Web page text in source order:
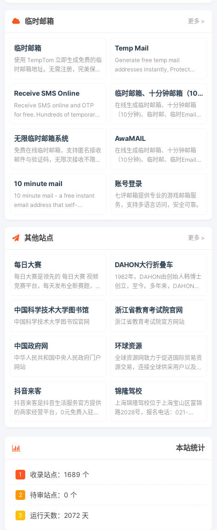
临时邮箱 更多 >
临时邮箱
使用 TempTom 立即生成免费的临
时邮箱地址。无需注册，完美保护
的最佳选择。提供 10 分钟临时邮
件服务，一键保护您的主邮箱安
全。
Temp Mail
Generate free temp mail
addresses instantly, Protect
disposable email service, No
registration required.
Receive SMS Online
Receive SMS online and OTP
for free. Hundreds of temporary
countries. Get verification codes
and protect your privacy.
临时邮箱、十分钟邮箱（10分钟)、临时邮、临时Email、快速注册Email、24Mail
在线生成临时邮箱、十分钟邮箱
（10分钟)、临时邮、临时Email、
件转发，自动刷新！
无限临时邮箱系统
免费在线临时邮箱，支持匿名接收
邮件与验证码，无限次接收不限
用的一次性临时邮箱工具。
AwaMAIL
在线生成临时邮箱、十分钟邮箱
（10分钟)、临时邮、临时Email、
通邮箱最长支持24小时，支持邮
件转发，自动刷新！ - 临时，匿
名，免费邮箱服务
10 minute mail
10 minute mail - a free instant
email address that self-
anonymous online and protects
your email from spam.
账号登录
七评邮箱提供专业的游戏邮箱服
务，支持多语言访问，安全可靠。
其他站点 更多 >
每日大赛
每日大赛是领先的 每日大赛 视频
竞赛平台，每天发布全新赛题，丰
品，与万千创作者同台竞技，赢取
荣耀与奖励。
DAHON大行折叠车
1982年，DAHON由创始人韩博士
创立，至今。多年来，DAHON一
——折叠自行车, dahon折叠车畅
销全球，荣获多项国际大奖，在中
国内地及台湾﹑荷兰等地设立分公
界最大的折叠车产销商”。
中国科学技术大学图书馆
中国科学技术大学图书馆官网
浙江省教育考试院官网
浙江省教育考试院官方网站
中国政府网
中华人民共和国中央人民政府门户
网站
环球资源
全球资源网致力于促进国际贸易资
源交易，连接全球供采用户以及优
全行业的行业信息，视频、资讯、
产品、供应商信息一应俱全，是值
得信赖的多渠道B2B贸易平台。
抖音来客
抖音来客是抖音生活服务官方提供
的商家经营平台，0元免费入驻开
推广，商家直播，抖音本地推，商
指导经营。
锦隆驾校
上海锦隆驾校位于上海宝山区富锦
路2028号，报名电话：021-
队，驾照类型涵盖手动挡C1和自
本站统计
1 收录站点：1689 个
2 待审站点：0 个
3 运行天数： 2072 天